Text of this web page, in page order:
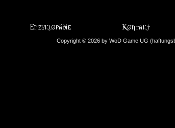
Copyright © 2026 by WoD Game UG